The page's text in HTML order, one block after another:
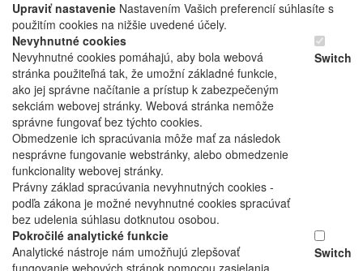
Upraviť nastavenie Nastavením Vašich preferencií súhlasíte s
použitím cookies na nižšie uvedené účely.
Nevyhnutné cookies
Nevyhnutné cookies pomáhajú, aby bola webová
stránka použiteľná tak, že umožní základné funkcie,
ako jej správne načítanie a prístup k zabezpečeným
sekciám webovej stránky. Webová stránka nemôže
správne fungovať bez týchto cookies.
Obmedzenie ich spracúvania môže mať za následok
nesprávne fungovanie webstránky, alebo obmedzenie
funkcionality webovej stránky.
Právny základ spracúvania nevyhnutných cookies -
podľa zákona je možné nevyhnutné cookies spracúvať
bez udelenia súhlasu dotknutou osobou.
Switch
Pokročilé analytické funkcie
Analytické nástroje nám umožňujú zlepšovať
fungovanie webových stránok pomocou zasielania
Switch